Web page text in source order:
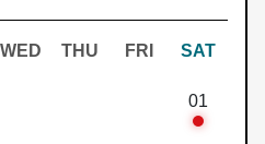
WED THU FRI SAT
01